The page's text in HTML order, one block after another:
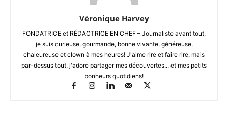
Véronique Harvey
FONDATRICE et RÉDACTRICE EN CHEF – Journaliste avant tout,
je suis curieuse, gourmande, bonne vivante, généreuse,
chaleureuse et clown à mes heures! J'aime rire et faire rire, mais
par-dessus tout, j'adore partager mes découvertes... et mes petits
bonheurs quotidiens!